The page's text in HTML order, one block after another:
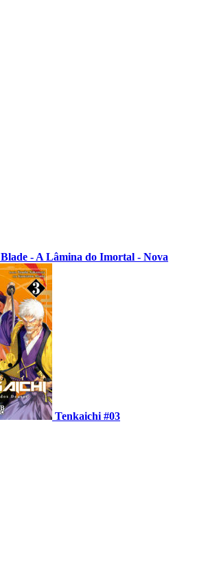
Blade - A Lâmina do Imortal - Nova
Tenkaichi #03